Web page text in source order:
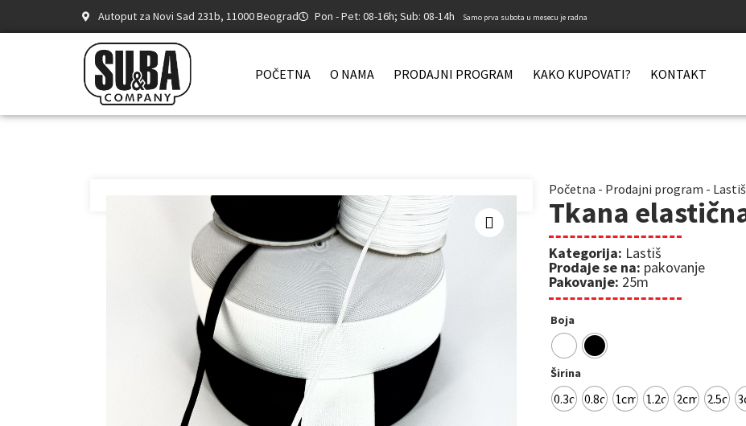
Autoput za Novi Sad 231b, 11000 Beograd Pon - Pet: 08-16h; Sub: 08-14h Samo prva subota u mesecu je radna
POČETNA O NAMA PRODAJNI PROGRAM KAKO KUPOVATI? KONTAKT
Početna - Prodajni program - Lastiš
Tkana
Kategorija: Lastiš
Prodaje se na: pakovanje
Pakovanje: 25m
Boja
Širina
0.3cm0.8cm1cm 1.2cm2cm 2.5cm